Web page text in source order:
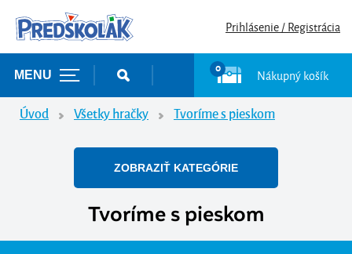
Prihlásenie / Registrácia
MENU
0 Nákupný košík
Úvod Všetky hračky Tvoríme s pieskom
ZOBRAZIŤ KATEGÓRIE
Tvoríme s pieskom